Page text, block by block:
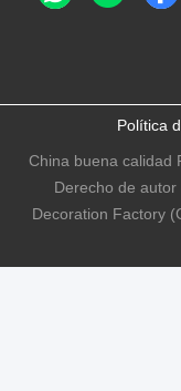
Política
China buena calidad
Derecho de
Decoration Factory